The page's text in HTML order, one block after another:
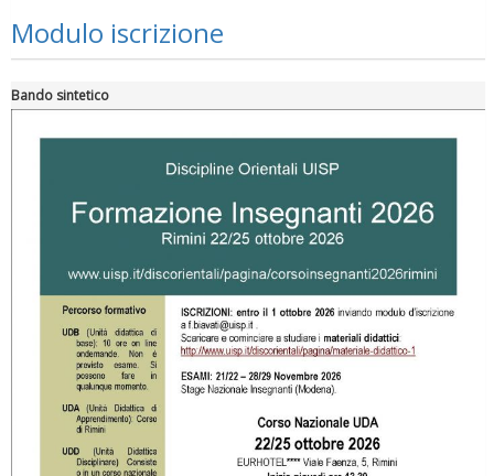
Ddl Lobby, Uisp: “Il Parlamento valorizzi le nostre specificità"
La formazione Uisp rallenta ma prosegue anche in estate
Modulo iscrizione
Bando sintetico